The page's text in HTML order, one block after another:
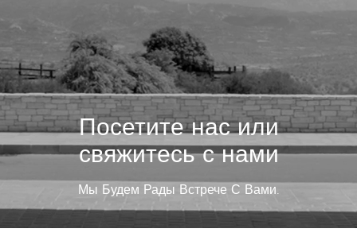
Посетите нас или
свяжитесь с нами
Мы Будем Рады Встрече С Вами.